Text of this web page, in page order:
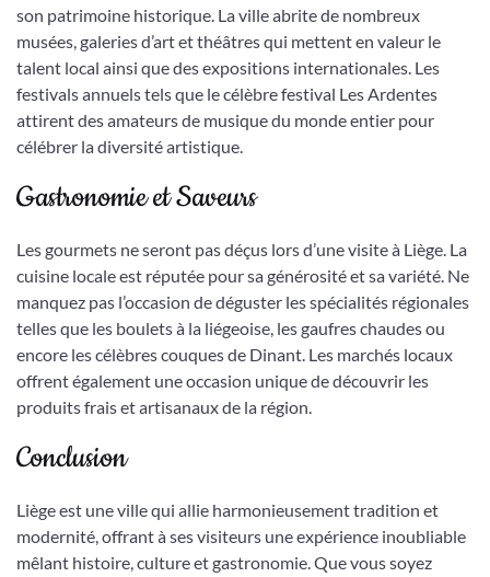
son patrimoine historique. La ville abrite de nombreux
musées, galeries d’art et théâtres qui mettent en valeur le
talent local ainsi que des expositions internationales. Les
festivals annuels tels que le célèbre festival Les Ardentes
attirent des amateurs de musique du monde entier pour
célébrer la diversité artistique.
Gastronomie et Saveurs
Les gourmets ne seront pas déçus lors d’une visite à Liège. La
cuisine locale est réputée pour sa générosité et sa variété. Ne
manquez pas l’occasion de déguster les spécialités régionales
telles que les boulets à la liégeoise, les gaufres chaudes ou
encore les célèbres couques de Dinant. Les marchés locaux
offrent également une occasion unique de découvrir les
produits frais et artisanaux de la région.
Conclusion
Liège est une ville qui allie harmonieusement tradition et
modernité, offrant à ses visiteurs une expérience inoubliable
mêlant histoire, culture et gastronomie. Que vous soyez